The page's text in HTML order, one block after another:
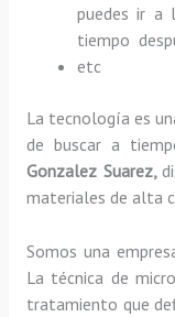
puedes ir a
tiempo
etc
La tecnología es
de buscar a
Gonzalez Suarez,
materiales de alta
Somos una
La técnica de
tratamiento que